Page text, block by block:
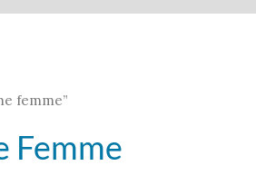
femme”
Femme